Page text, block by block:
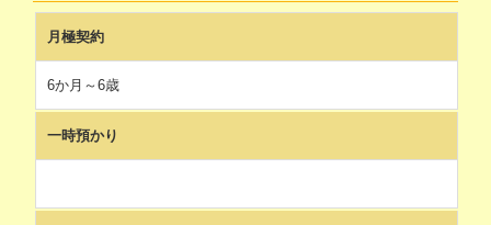
月極契約
6か月～6歳
一時預かり